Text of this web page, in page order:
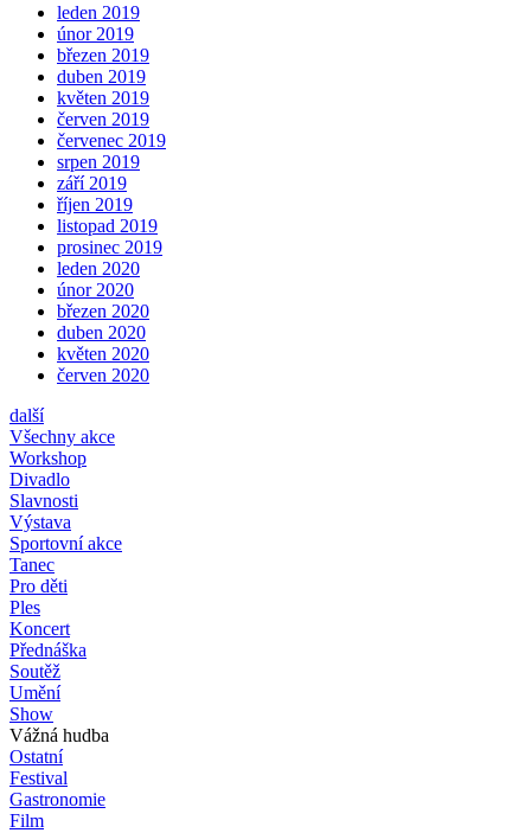
leden 2019
únor 2019
březen 2019
duben 2019
květen 2019
červen 2019
červenec 2019
srpen 2019
září 2019
říjen 2019
listopad 2019
prosinec 2019
leden 2020
únor 2020
březen 2020
duben 2020
květen 2020
červen 2020
další
Všechny akce
Workshop
Divadlo
Slavnosti
Výstava
Sportovní akce
Tanec
Pro děti
Ples
Koncert
Přednáška
Soutěž
Umění
Show
Vážná hudba
Ostatní
Festival
Gastronomie
Film